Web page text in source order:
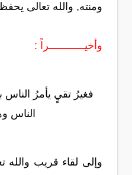
ومنته, والله تعالى
وأخيــــــــــــراً :
فغيرُ تقيٍ يأمرُ
الناس
وإلى لقاء قريب والله